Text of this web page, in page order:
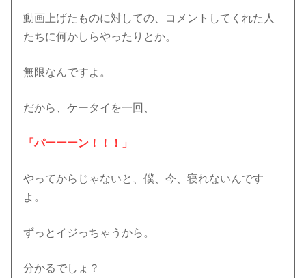
動画上げたものに対しての、コメントしてくれた人
たちに何かしらやったりとか。
無限なんですよ。
だから、ケータイを一回、
「パーーーン！！！」
やってからじゃないと、僕、今、寝れないんです
よ。
ずっとイジっちゃうから。
分かるでしょ？